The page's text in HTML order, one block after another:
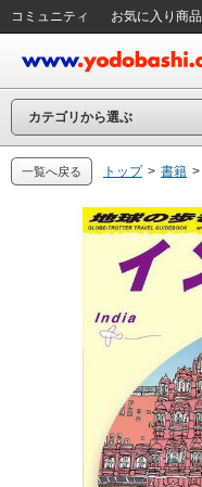
コミュニティ お気に入り商品
カテゴリから選ぶ
一覧へ戻る トップ > 書籍 >